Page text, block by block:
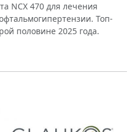
NCX 470 для лечения
Топ-
половине 2025 года.